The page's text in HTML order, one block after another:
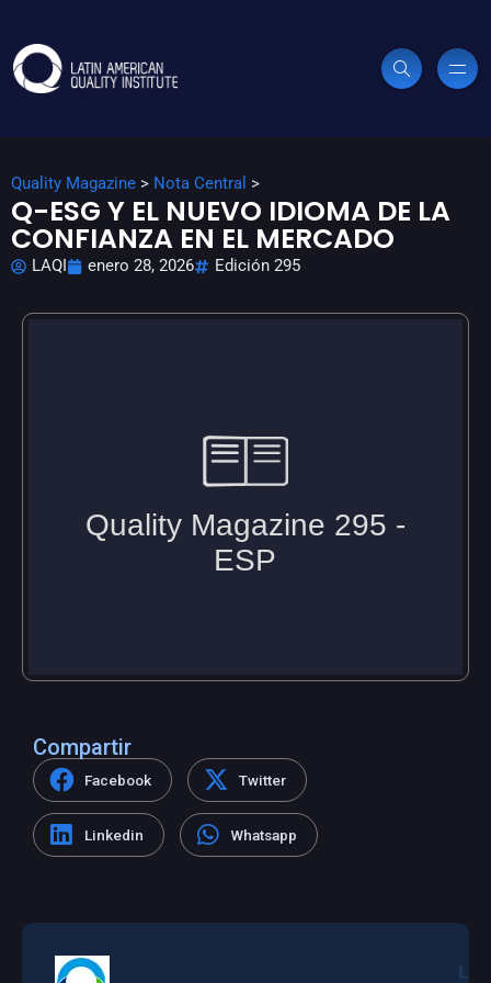
Quality Magazine > Nota Central >
Q-ESG Y EL NUEVO IDIOMA DE LA
CONFIANZA EN EL MERCADO
LAQI enero 28, 2026 Edición 295
Compartir
Facebook Twitter
Linkedin Whatsapp